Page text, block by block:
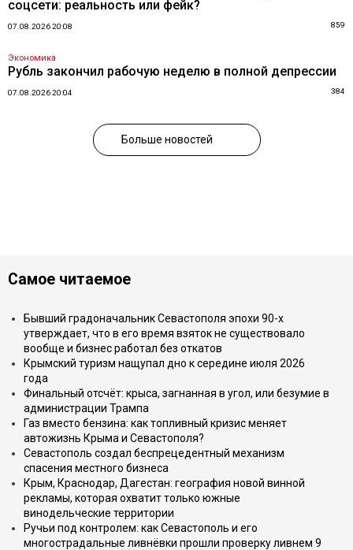
соцсети: реальность или фейк?
07.08.2026 20:08 859
Экономика
Рубль закончил рабочую неделю в полной депрессии
07.08.2026 20:04 384
Больше новостей
Самое читаемое
Бывший градоначальник Севастополя эпохи 90-х
утверждает, что в его время взяток не существовало
вообще и бизнес работал без откатов
Крымский туризм нащупал дно к середине июля 2026
года
Финальный отсчёт: крыса, загнанная в угол, или безумие в
администрации Трампа
Газ вместо бензина: как топливный кризис меняет
автожизнь Крыма и Севастополя?
Севастополь создал беспрецедентный механизм
спасения местного бизнеса
Крым, Краснодар, Дагестан: география новой винной
рекламы, которая охватит только южные
винодельческие территории
Ручьи под контролем: как Севастополь и его
многострадальные ливнёвки прошли проверку ливнем 9